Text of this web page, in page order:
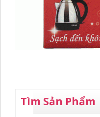
Tìm Sản Phẩm